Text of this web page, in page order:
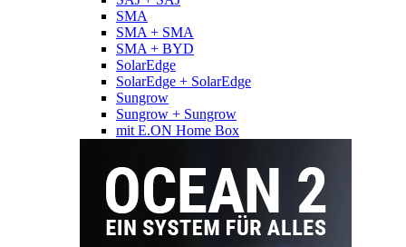
SMA
SMA + SMA
SMA + BYD
SolarEdge
SolarEdge + SolarEdge
Sungrow
Sungrow + Sungrow
mit E.ON Home Box